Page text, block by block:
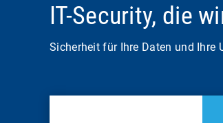
IT-Security, die
Sicherheit für Ihre Daten und Ihre